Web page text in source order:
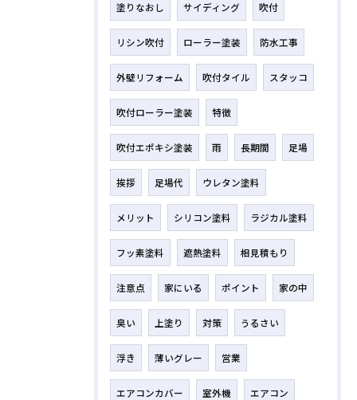
塗りなおし サイディング 吹付
リシン吹付 ローラー塗装 防水工事
外壁リフォーム 吹付タイル スタッコ
吹付ローラー塗装 特徴
吹付エポキシ塗装 雨 長期間 足場
挨拶 足場代 ウレタン塗料
メリット シリコン塗料 ラジカル塗料
フッ素塗料 遮熱塗料 相見積もり
注意点 家にいる ポイント 家の中
臭い 上塗り 対策 うるさい
浮き 薄いグレー 営業
エアコンカバー 室外機 エアコン